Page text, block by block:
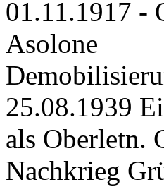
01.11.1917 -
Asolone
25.08.1939
als Oberletn.
Nachkrieg